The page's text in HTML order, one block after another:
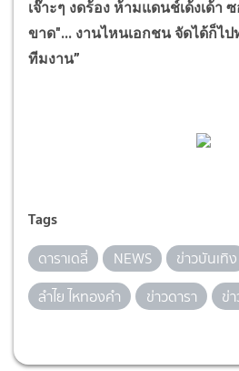
เจ๊าะๆ งดร้อง ห้ามแดนช์เด้งเด้า
ขาด"... งานไหนเอกชน จัดได้ก็ไ
ทีมงาน”
Tags
ดาราเดลี่ NEWS ข่าวบันเทิง
ลำไย ไหทองคำ
ข่าวดารา ข่